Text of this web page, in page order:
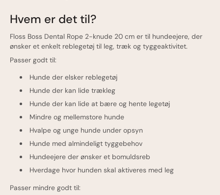
Hvem er det til?
Floss Boss Dental Rope 2-knude 20 cm er til hundeejere, der
ønsker et enkelt reblegetøj til leg, træk og tyggeaktivitet.
Passer godt til:
Hunde der elsker reblegetøj
Hunde der kan lide trækleg
Hunde der kan lide at bære og hente legetøj
Mindre og mellemstore hunde
Hvalpe og unge hunde under opsyn
Hunde med almindeligt tyggebehov
Hundeejere der ønsker et bomuldsreb
Hverdage hvor hunden skal aktiveres med leg
Passer mindre godt til: